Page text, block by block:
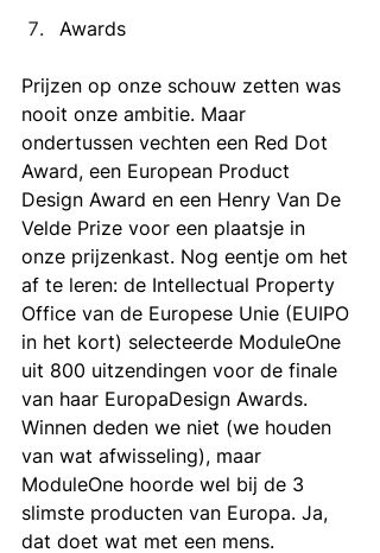
Awards
Prijzen op onze schouw zetten was
nooit onze ambitie. Maar
ondertussen vechten een Red Dot
Award, een European Product
Design Award en een Henry Van De
Velde Prize voor een plaatsje in
onze prijzenkast. Nog eentje om het
af te leren: de Intellectual Property
Office van de Europese Unie (EUIPO
in het kort) selecteerde ModuleOne
uit 800 uitzendingen voor de finale
van haar EuropaDesign Awards.
Winnen deden we niet (we houden
van wat afwisseling), maar
ModuleOne hoorde wel bij de 3
slimste producten van Europa. Ja,
dat doet wat met een mens.